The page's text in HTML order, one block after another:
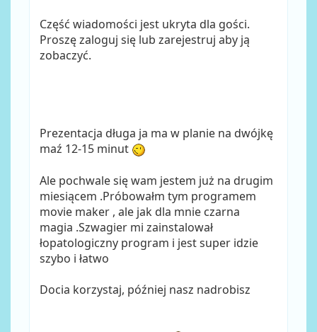
Część wiadomości jest ukryta dla gości.
Proszę zaloguj się lub zarejestruj aby ją
zobaczyć.
Prezentacja długa ja ma w planie na dwójkę
maź 12-15 minut
Ale pochwale się wam jestem już na drugim
miesiącem .Próbowałm tym programem
movie maker , ale jak dla mnie czarna
magia .Szwagier mi zainstalował
łopatologiczny program i jest super idzie
szybo i łatwo
Docia korzystaj, później nasz nadrobisz